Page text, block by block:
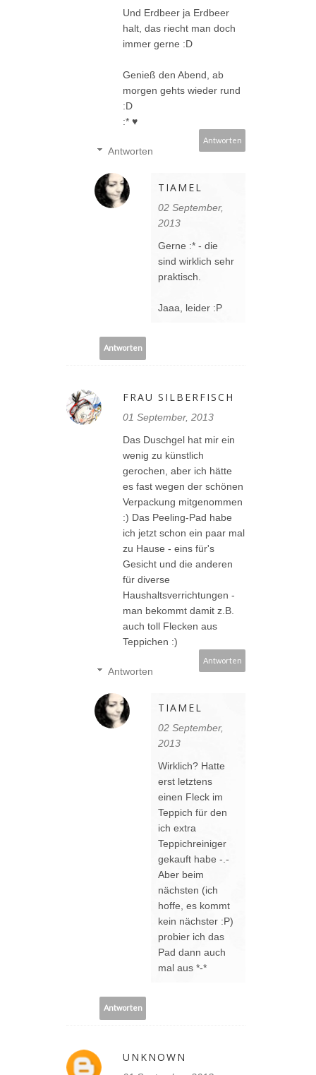
Und Erdbeer ja Erdbeer
halt, das riecht man doch
immer gerne :D
Genieß den Abend, ab
morgen gehts wieder rund
:D
:* ♥
Antworten
Antworten
TIAMEL
02 September,
2013
Gerne :* - die
sind wirklich sehr
praktisch.
Jaaa, leider :P
Antworten
FRAU SILBERFISCH
01 September, 2013
Das Duschgel hat mir ein
wenig zu künstlich
gerochen, aber ich hätte
es fast wegen der schönen
Verpackung mitgenommen
:) Das Peeling-Pad habe
ich jetzt schon ein paar mal
zu Hause - eins für's
Gesicht und die anderen
für diverse
Haushaltsverrichtungen -
man bekommt damit z.B.
auch toll Flecken aus
Teppichen :)
Antworten
Antworten
TIAMEL
02 September,
2013
Wirklich? Hatte
erst letztens
einen Fleck im
Teppich für den
ich extra
Teppichreiniger
gekauft habe -.-
Aber beim
nächsten (ich
hoffe, es kommt
kein nächster :P)
probier ich das
Pad dann auch
mal aus *-*
Antworten
UNKNOWN